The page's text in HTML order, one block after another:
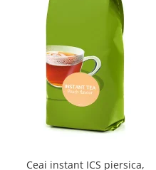
Ceai instant ICS piersica,